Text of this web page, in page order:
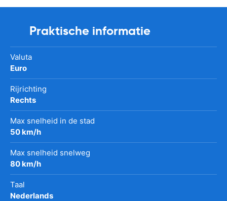
Praktische informatie
Valuta
Euro
Rijrichting
Rechts
Max snelheid in de stad
50 km/h
Max snelheid snelweg
80 km/h
Taal
Nederlands